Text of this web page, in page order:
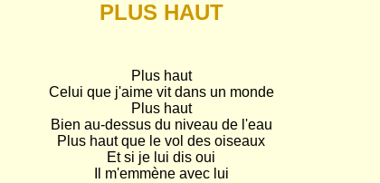
PLUS HAUT
Plus haut
Celui que j'aime vit dans un monde
Plus haut
Bien au-dessus du niveau de l'eau
Plus haut que le vol des oiseaux
Et si je lui dis oui
Il m'emmène avec lui